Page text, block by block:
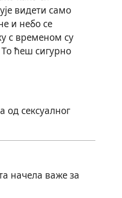
видети само
и небо се
с временом су
ћеш сигурно
од сексуалног
начела важе за